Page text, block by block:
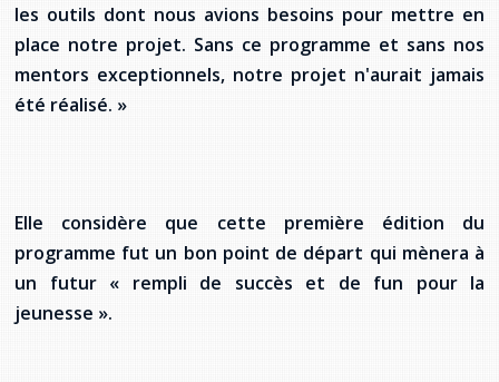
les outils dont nous avions besoins pour mettre en
place notre projet. Sans ce programme et sans nos
mentors exceptionnels, notre projet n'aurait jamais
été réalisé. »
Elle considère que cette première édition du
programme fut un bon point de départ qui mènera à
un futur « rempli de succès et de fun pour la
jeunesse ».